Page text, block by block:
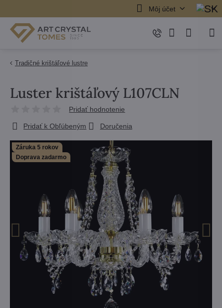
Môj účet
Tradičné krištáľové lustre
Záruka 5 rokov
Doprava zadarmo
Luster krištáľový L107CLN
Pridať hodnotenie
Pridať k Obľúbeným Doručenia